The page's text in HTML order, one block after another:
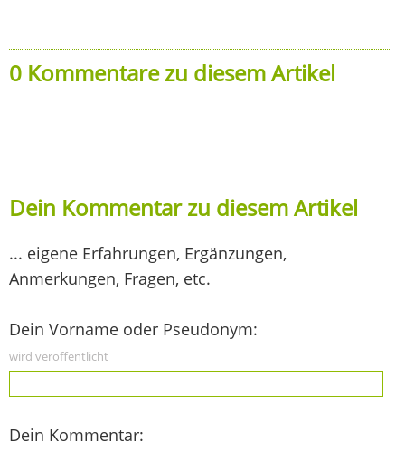
0 Kommentare zu diesem Artikel
Dein Kommentar zu diesem Artikel
... eigene Erfahrungen, Ergänzungen,
Anmerkungen, Fragen, etc.
Dein Vorname oder Pseudonym:
wird veröffentlicht
Dein Kommentar: